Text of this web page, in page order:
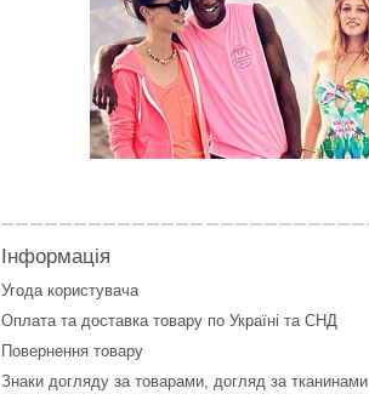
Інформація
Угода користувача
Оплататадоставка товару по Україні та СНД
Повернення товару
Знаки догляду за товарами, догляд за тканинами